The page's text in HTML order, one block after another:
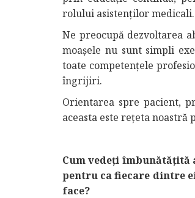
rolului asistenților medicali.
Ne preocupă dezvoltarea
moașele nu sunt simpli
toate competențele
îngrijiri.
Orientarea spre pacient,
aceasta este reţeta
Cum vedeți îmbunătățită
pentru ca fiecare dintre
face?